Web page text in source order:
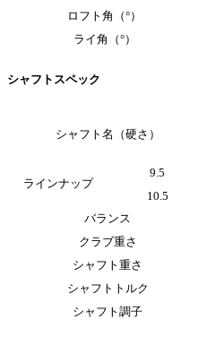
ロフト角（°）
ライ角（°）
シャフトスペック
シャフト名（硬さ）
ラインナップ
9.5
10.5
バランス
クラブ重さ
シャフト重さ
シャフトトルク
シャフト調子